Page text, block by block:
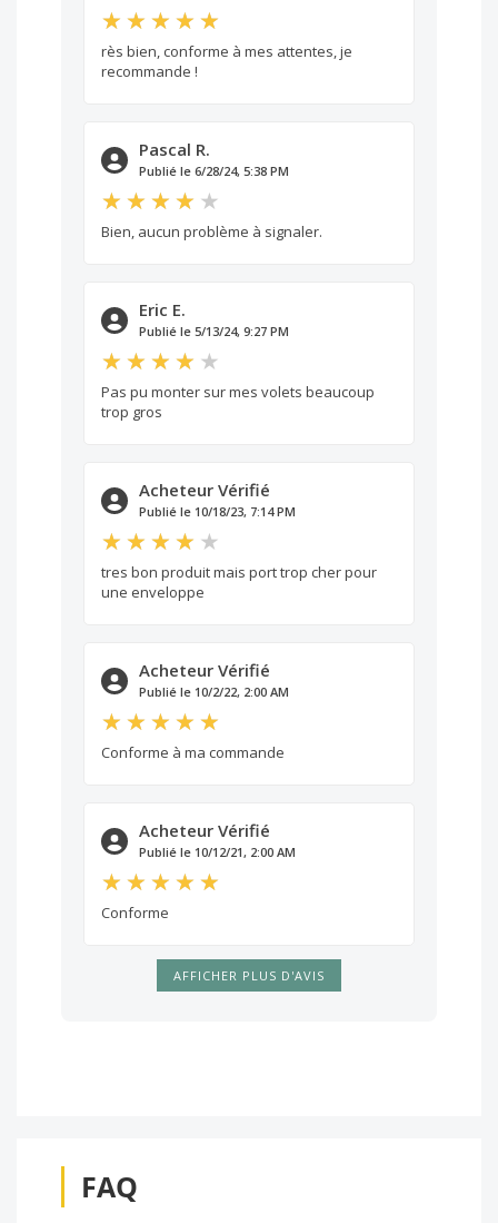
rès bien, conforme à mes attentes, je
recommande !
Pascal R.
Publié le 6/28/24, 5:38 PM
Bien, aucun problème à signaler.
Eric E.
Publié le 5/13/24, 9:27 PM
Pas pu monter sur mes volets beaucoup
trop gros
Acheteur Vérifié
Publié le 10/18/23, 7:14 PM
tres bon produit mais port trop cher pour
une enveloppe
Acheteur Vérifié
Publié le 10/2/22, 2:00 AM
Conforme à ma commande
Acheteur Vérifié
Publié le 10/12/21, 2:00 AM
Conforme
AFFICHER PLUS D'AVIS
FAQ